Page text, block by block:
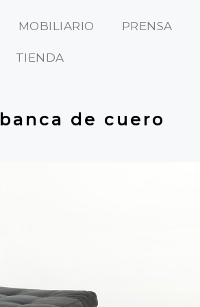
MOBILIARIO PRENSA
TIENDA
banca de cuero